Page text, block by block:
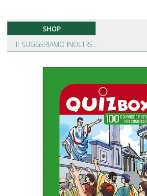
SHOP
TI SUGGERIAMO INOLTRE...